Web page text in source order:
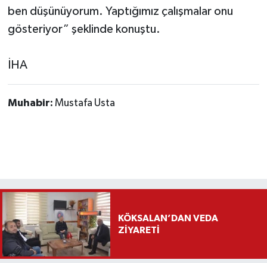
ben düşünüyorum. Yaptığımız çalışmalar onu
gösteriyor” şeklinde konuştu.
İHA
Muhabir: Mustafa Usta
KÖKSALAN’DAN VEDA
ZİYARETİ